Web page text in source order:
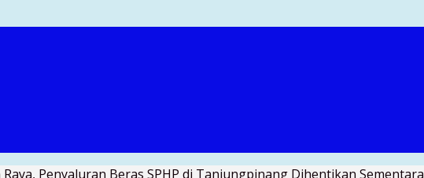
Penyaluran Beras SPHP di Tanjungpinang Dihentikan Sementara